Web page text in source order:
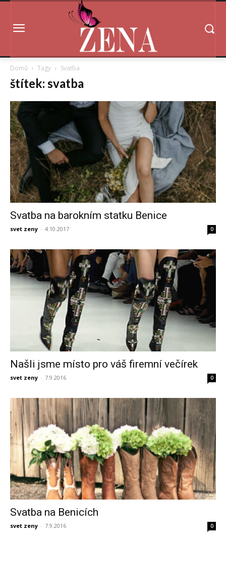
Domů Tagy Svatba
štítek: svatba
Svatba na barokním statku Benice
svet zeny - 4.10.2017 0
Našli jsme místo pro váš firemní večírek
svet zeny - 7.9.2016 0
Svatba na Benicích
svet zeny - 7.9.2016 0